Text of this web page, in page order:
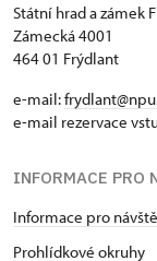
Státní hrad a zámek
Zámecká 4001
464 01 Frýdlant
e-mail:
e-mail rezervace
INFORMACE PRO
Informace pro
Prohlídkové okruhy